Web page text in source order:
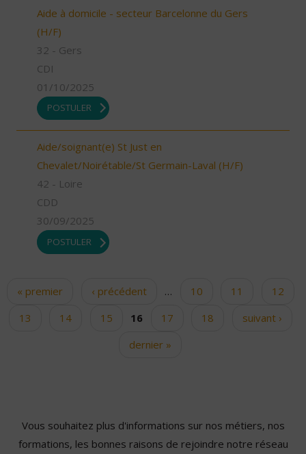
Aide à domicile - secteur Barcelonne du Gers
(H/F)
32 - Gers
CDI
01/10/2025
POSTULER
Aide/soignant(e) St Just en
Chevalet/Noirétable/St Germain-Laval (H/F)
42 - Loire
CDD
30/09/2025
POSTULER
Pages
« premier ‹ précédent … 10 11
12
13
14 15 16 17 18
suivant ›
dernier »
Vous souhaitez plus d'informations sur nos métiers, nos
formations, les bonnes raisons de rejoindre notre réseau